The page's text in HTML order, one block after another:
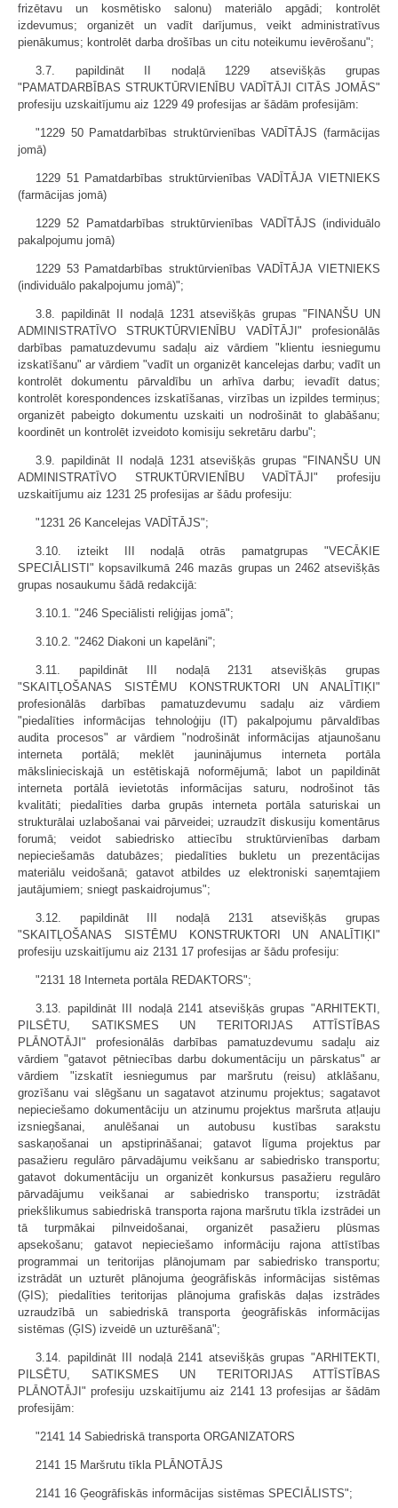
frizētavu un kosmētisko salonu) materiālo apgādi; kontrolēt
izdevumus; organizēt un vadīt darījumus, veikt administratīvus
pienākumus; kontrolēt darba drošības un citu noteikumu ievērošanu";
3.7. papildināt II nodaļā 1229 atsevišķās grupas
"PAMATDARBĪBAS STRUKTŪRVIENĪBU VADĪTĀJI CITĀS JOMĀS"
profesiju uzskaitījumu aiz 1229 49 profesijas ar šādām profesijām:
"1229 50 Pamatdarbības struktūrvienības VADĪTĀJS (farmācijas
jomā)
1229 51 Pamatdarbības struktūrvienības VADĪTĀJA VIETNIEKS
(farmācijas jomā)
1229 52 Pamatdarbības struktūrvienības VADĪTĀJS (individuālo
pakalpojumu jomā)
1229 53 Pamatdarbības struktūrvienības VADĪTĀJA VIETNIEKS
(individuālo pakalpojumu jomā)";
3.8. papildināt II nodaļā 1231 atsevišķās grupas "FINANŠU UN
ADMINISTRATĪVO STRUKTŪRVIENĪBU VADĪTĀJI" profesionālās
darbības pamatuzdevumu sadaļu aiz vārdiem "klientu iesniegumu
izskatīšanu" ar vārdiem "vadīt un organizēt kancelejas darbu; vadīt un
kontrolēt dokumentu pārvaldību un arhīva darbu; ievadīt datus;
kontrolēt korespondences izskatīšanas, virzības un izpildes termiņus;
organizēt pabeigto dokumentu uzskaiti un nodrošināt to glabāšanu;
koordinēt un kontrolēt izveidoto komisiju sekretāru darbu";
3.9. papildināt II nodaļā 1231 atsevišķās grupas "FINANŠU UN
ADMINISTRATĪVO STRUKTŪRVIENĪBU VADĪTĀJI" profesiju
uzskaitījumu aiz 1231 25 profesijas ar šādu profesiju:
"1231 26 Kancelejas VADĪTĀJS";
3.10. izteikt III nodaļā otrās pamatgrupas "VECĀKIE
SPECIĀLISTI" kopsavilkumā 246 mazās grupas un 2462 atsevišķās
grupas nosaukumu šādā redakcijā:
3.10.1. "246 Speciālisti reliģijas jomā";
3.10.2. "2462 Diakoni un kapelāni";
3.11. papildināt III nodaļā 2131 atsevišķās grupas
"SKAITĻOŠANAS SISTĒMU KONSTRUKTORI UN ANALĪTIĶI"
profesionālās darbības pamatuzdevumu sadaļu aiz vārdiem
"piedalīties informācijas tehnoloģiju (IT) pakalpojumu pārvaldības
audita procesos" ar vārdiem "nodrošināt informācijas atjaunošanu
interneta portālā; meklēt jauninājumus interneta portāla
mākslinieciskajā un estētiskajā noformējumā; labot un papildināt
interneta portālā ievietotās informācijas saturu, nodrošinot tās
kvalitāti; piedalīties darba grupās interneta portāla saturiskai un
strukturālai uzlabošanai vai pārveidei; uzraudzīt diskusiju komentārus
forumā; veidot sabiedrisko attiecību struktūrvienības darbam
nepieciešamās datubāzes; piedalīties bukletu un prezentācijas
materiālu veidošanā; gatavot atbildes uz elektroniski saņemtajiem
jautājumiem; sniegt paskaidrojumus";
3.12. papildināt III nodaļā 2131 atsevišķās grupas
"SKAITĻOŠANAS SISTĒMU KONSTRUKTORI UN ANALĪTIĶI"
profesiju uzskaitījumu aiz 2131 17 profesijas ar šādu profesiju:
"2131 18 Interneta portāla REDAKTORS";
3.13. papildināt III nodaļā 2141 atsevišķās grupas "ARHITEKTI,
PILSĒTU, SATIKSMES UN TERITORIJAS ATTĪSTĪBAS
PLĀNOTĀJI" profesionālās darbības pamatuzdevumu sadaļu aiz
vārdiem "gatavot pētniecības darbu dokumentāciju un pārskatus" ar
vārdiem "izskatīt iesniegumus par maršrutu (reisu) atklāšanu,
grozīšanu vai slēgšanu un sagatavot atzinumu projektus; sagatavot
nepieciešamo dokumentāciju un atzinumu projektus maršruta atļauju
izsniegšanai, anulēšanai un autobusu kustības sarakstu
saskaņošanai un apstiprināšanai; gatavot līguma projektus par
pasažieru regulāro pārvadājumu veikšanu ar sabiedrisko transportu;
gatavot dokumentāciju un organizēt konkursus pasažieru regulāro
pārvadājumu veikšanai ar sabiedrisko transportu; izstrādāt
priekšlikumus sabiedriskā transporta rajona maršrutu tīkla izstrādei un
tā turpmākai pilnveidošanai, organizēt pasažieru plūsmas
apsekošanu; gatavot nepieciešamo informāciju rajona attīstības
programmai un teritorijas plānojumam par sabiedrisko transportu;
izstrādāt un uzturēt plānojuma ģeogrāfiskās informācijas sistēmas
(ĢIS); piedalīties teritorijas plānojuma grafiskās daļas izstrādes
uzraudzībā un sabiedriskā transporta ģeogrāfiskās informācijas
sistēmas (ĢIS) izveidē un uzturēšanā";
3.14. papildināt III nodaļā 2141 atsevišķās grupas "ARHITEKTI,
PILSĒTU, SATIKSMES UN TERITORIJAS ATTĪSTĪBAS
PLĀNOTĀJI" profesiju uzskaitījumu aiz 2141 13 profesijas ar šādām
profesijām:
"2141 14 Sabiedriskā transporta ORGANIZATORS
2141 15 Maršrutu tīkla PLĀNOTĀJS
2141 16 Ģeogrāfiskās informācijas sistēmas SPECIĀLISTS";